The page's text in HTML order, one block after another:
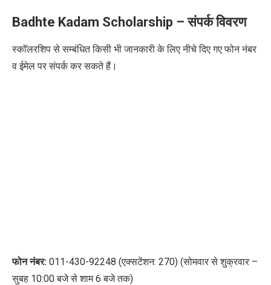
Badhte Kadam Scholarship – संपर्क विवरण
स्कॉलरशिप से सम्बंधित किसी भी जानकारी के लिए नीचे दिए गए फोन नंबर
व ईमेल पर संपर्क कर सकते हैं।
फोन नंबर: 011-430-92248 (एक्सटेंशन: 270) (सोमवार से शुक्रवार –
सुबह 10:00बजे से शाम6 बजे तक)